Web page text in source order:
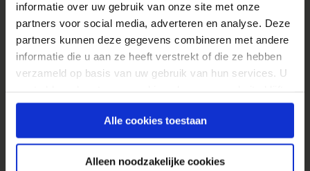
informatie over uw gebruik van onze site met onze
partners voor social media, adverteren en analyse. Deze
partners kunnen deze gegevens combineren met andere
informatie die u aan ze heeft verstrekt of die ze hebben
verzameld op basis van uw gebruik van hun services. U
gebruiken.
Alle cookies toestaan
Alleen noodzakelijke cookies
overgaan.
Video: Bill Tancer: “What Millions of People
Are Doing Online and Why It Matters.”